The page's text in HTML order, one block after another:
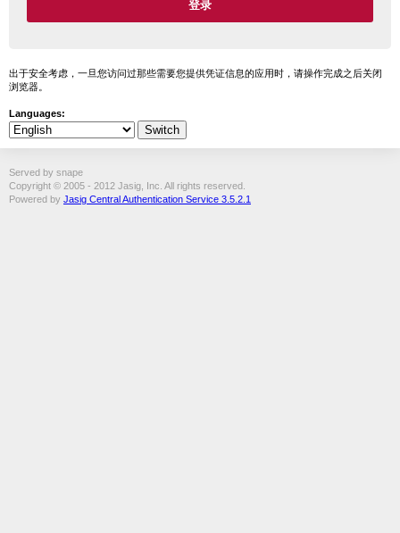
出于安全考虑，一旦您访问过那些需要您提供凭证信息的应用时，请操作完成之后关闭
浏览器。
Languages:
Served by snape
Copyright © 2005 - 2012 Jasig, Inc. All rights reserved.
Powered by Jasig Central Authentication Service 3.5.2.1